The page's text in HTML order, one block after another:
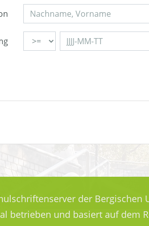
der Bergischen
betrieben und basiert auf dem